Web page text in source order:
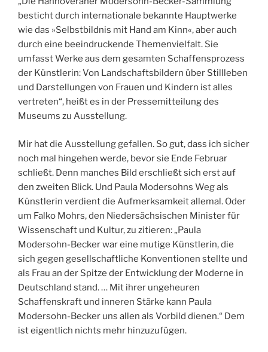
besticht durch internationale bekannte Hauptwerke
wie das »Selbstbildnis mit Hand am Kinn«, aber auch
durch eine beeindruckende Themenvielfalt. Sie
umfasst Werke aus dem gesamten Schaffensprozess
der Künstlerin: Von Landschaftsbildern über Stillleben
und Darstellungen von Frauen und Kindern ist alles
vertreten“, heißt es in der Pressemitteilung des
Museums zu Ausstellung.
Mir hat die Ausstellung gefallen. So gut, dass ich sicher
noch mal hingehen werde, bevor sie Ende Februar
schließt. Denn manches Bild erschließt sich erst auf
den zweiten Blick. Und Paula Modersohns Weg als
Künstlerin verdient die Aufmerksamkeit allemal. Oder
um Falko Mohrs, den Niedersächsischen Minister für
Wissenschaft und Kultur, zu zitieren: „Paula
Modersohn-Becker war eine mutige Künstlerin, die
sich gegen gesellschaftliche Konventionen stellte und
als Frau an der Spitze der Entwicklung der Moderne in
Deutschland stand. … Mit ihrer ungeheuren
Schaffenskraft und inneren Stärke kann Paula
Modersohn-Becker uns allen als Vorbild dienen.“ Dem
ist eigentlich nichts mehr hinzuzufügen.